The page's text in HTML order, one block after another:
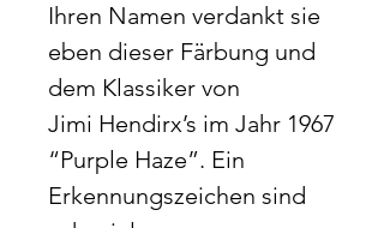
Ihren Namen verdankt sie
eben dieser Färbung und
dem Klassiker von
Jimi Hendirx’s im Jahr 1967
“Purple Haze”. Ein
Erkennungszeichen sind